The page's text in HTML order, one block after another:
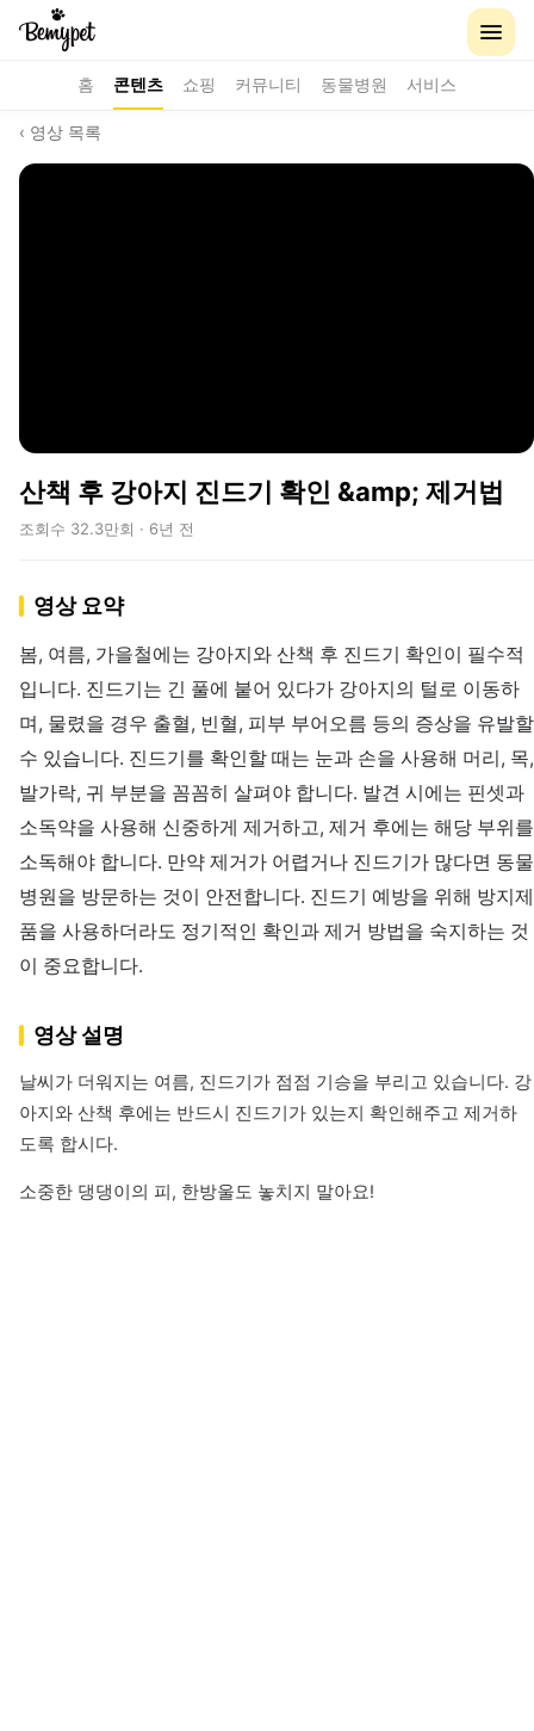
홈 콘텐츠 쇼핑 커뮤니티 동물병원 서비스
‹ 영상 목록
산책 후 강아지 진드기 확인 &amp; 제거법
조회수 32.3만회 · 6년 전
영상 요약
봄, 여름, 가을철에는 강아지와 산책 후 진드기 확인이 필수적
입니다. 진드기는 긴 풀에 붙어 있다가 강아지의 털로 이동하
며, 물렸을 경우 출혈, 빈혈, 피부 부어오름 등의 증상을 유발할
수 있습니다. 진드기를 확인할 때는 눈과 손을 사용해 머리, 목,
발가락, 귀 부분을 꼼꼼히 살펴야 합니다. 발견 시에는 핀셋과
소독약을 사용해 신중하게 제거하고, 제거 후에는 해당 부위를
소독해야 합니다. 만약 제거가 어렵거나 진드기가 많다면 동물
병원을 방문하는 것이 안전합니다. 진드기 예방을 위해 방지제
품을 사용하더라도 정기적인 확인과 제거 방법을 숙지하는 것
이 중요합니다.
영상 설명
날씨가 더워지는 여름, 진드기가 점점 기승을 부리고 있습니다. 강
아지와 산책 후에는 반드시 진드기가 있는지 확인해주고 제거하
도록 합시다.
소중한 댕댕이의 피, 한방울도 놓치지 말아요!